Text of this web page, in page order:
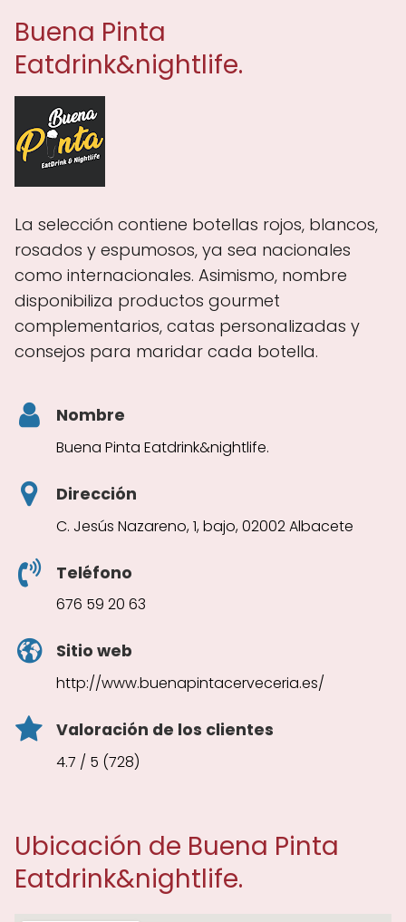
Buena Pinta
Eatdrink&nightlife.
La selección contiene botellas rojos, blancos,
rosados y espumosos, ya sea nacionales
como internacionales. Asimismo, nombre
disponibiliza productos gourmet
complementarios, catas personalizadas y
consejos para maridar cada botella.
Nombre
Buena Pinta Eatdrink&nightlife.
Dirección
C. Jesús Nazareno, 1, bajo, 02002 Albacete
Teléfono
676 59 20 63
Sitio web
http://www.buenapintacerveceria.es/
Valoración de los clientes
4.7 / 5 (728)
Ubicación de Buena Pinta
Eatdrink&nightlife.